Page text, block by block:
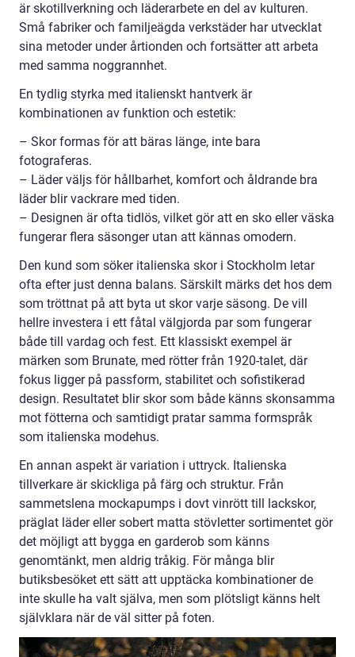
är skotillverkning och läderarbete en del av kulturen.
Små fabriker och familjeägda verkstäder har utvecklat
sina metoder under årtionden och fortsätter att arbeta
med samma noggrannhet.
En tydlig styrka med italienskt hantverk är
kombinationen av funktion och estetik:
– Skor formas för att bäras länge, inte bara
fotograferas.
– Läder väljs för hållbarhet, komfort och åldrande bra
läder blir vackrare med tiden.
– Designen är ofta tidlös, vilket gör att en sko eller väska
fungerar flera säsonger utan att kännas omodern.
Den kund som söker italienska skor i Stockholm letar
ofta efter just denna balans. Särskilt märks det hos dem
som tröttnat på att byta ut skor varje säsong. De vill
hellre investera i ett fåtal välgjorda par som fungerar
både till vardag och fest. Ett klassiskt exempel är
märken som Brunate, med rötter från 1920-talet, där
fokus ligger på passform, stabilitet och sofistikerad
design. Resultatet blir skor som både känns skonsamma
mot fötterna och samtidigt pratar samma formspråk
som italienska modehus.
En annan aspekt är variation i uttryck. Italienska
tillverkare är skickliga på färg och struktur. Från
sammetslena mockapumps i dovt vinrött till lackskor,
präglat läder eller sobert matta stövletter sortimentet gör
det möjligt att bygga en garderob som känns
genomtänkt, men aldrig tråkig. För många blir
butiksbesöket ett sätt att upptäcka kombinationer de
inte skulle ha valt själva, men som plötsligt känns helt
självklara när de väl sitter på foten.